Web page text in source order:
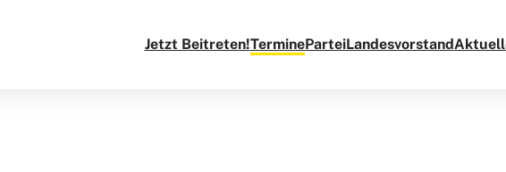
Jetzt Beitreten!TermineParteiLandesvorstand